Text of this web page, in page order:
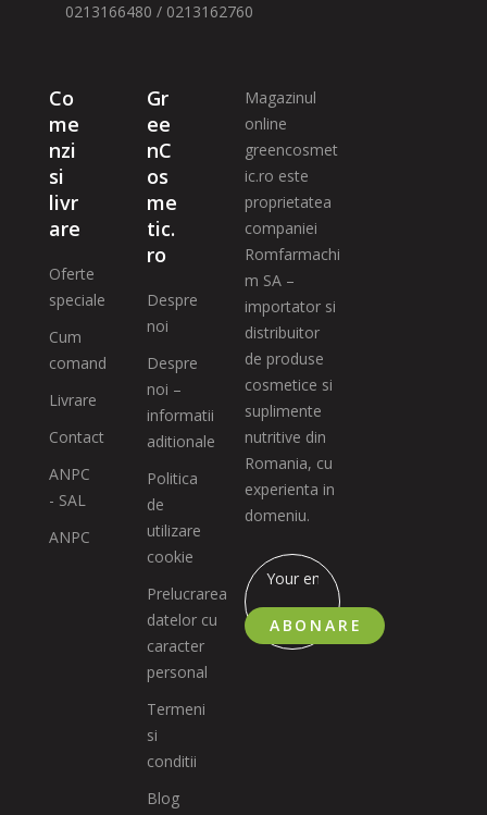
0213166480 / 0213162760
Co
me
nzi
si
livr
are
Oferte
speciale
Cum
comand
Livrare
Contact
ANPC
- SAL
ANPC
Gr
ee
nC
os
me
tic.
ro
Despre
noi
Despre
noi –
informatii
aditionale
Politica
de
utilizare
cookie
Prelucrarea
datelor cu
caracter
personal
Termeni
si
conditii
Blog
Magazinul
online
greencosmet
ic.ro este
proprietatea
companiei
Romfarmachi
m SA –
importator si
distribuitor
de produse
cosmetice si
suplimente
nutritive din
Romania, cu
experienta in
domeniu.
ABONARE